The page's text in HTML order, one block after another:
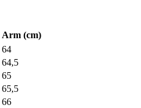
Arm (cm)
64
64,5
65
65,5
66